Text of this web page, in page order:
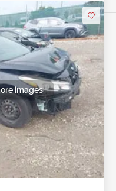
images